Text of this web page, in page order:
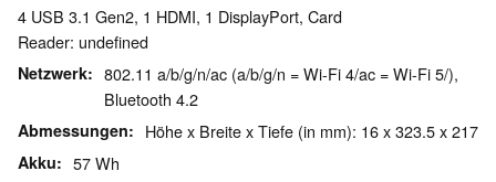
4 USB 3.1 Gen2, 1 HDMI, 1 DisplayPort, Card
Reader: undefined
Netzwerk
802.11 a/b/g/n/ac (a/b/g/n = Wi-Fi 4/ac = Wi-Fi 5/),
Bluetooth 4.2
Abmessungen Höhe x Breite x Tiefe (in mm): 16 x 323.5 x 217
Akku 57 Wh